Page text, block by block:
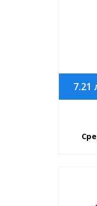
7.21